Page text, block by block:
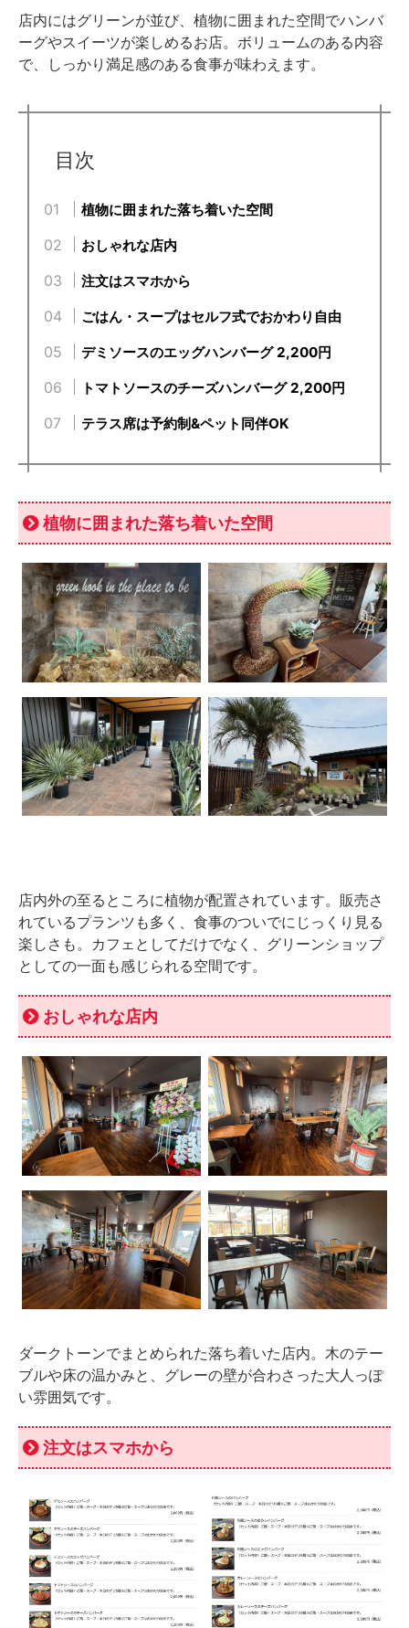
店内にはグリーンが並び、植物に囲まれた空間でハンバ
ーグやスイーツが楽しめるお店。ボリュームのある内容
で、しっかり満足感のある食事が味わえます。
目次
植物に囲まれた落ち着いた空間
おしゃれな店内
注文はスマホから
ごはん・スープはセルフ式でおかわり自由
デミソースのエッグハンバーグ 2,200円
トマトソースのチーズハンバーグ 2,200円
テラス席は予約制&ペット同伴OK
植物に囲まれた落ち着いた空間
店内外の至るところに植物が配置されています。販売さ
れているプランツも多く、食事のついでにじっくり見る
楽しさも。カフェとしてだけでなく、グリーンショップ
としての一面も感じられる空間です。
おしゃれな店内
ダークトーンでまとめられた落ち着いた店内。木のテー
ブルや床の温かみと、グレーの壁が合わさった大人っぽ
い雰囲気です。
注文はスマホから